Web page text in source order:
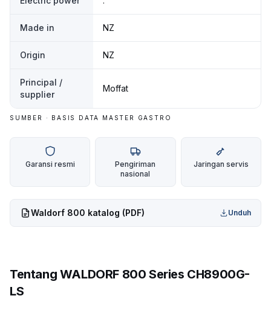
Made in NZ
Origin NZ
Principal /
supplier
Moffat
SUMBER · BASIS DATA MASTER GASTRO
Garansi resmi
Pengiriman
nasional
Jaringan servis
Waldorf 800 katalog (PDF) Unduh
Tentang WALDORF 800 Series CH8900G-
LS